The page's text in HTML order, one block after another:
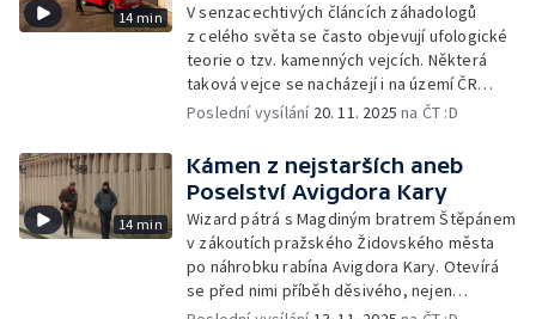
14 min
V senzacechtivých článcích záhadologů
z celého světa se často objevují ufologické
teorie o tzv. kamenných vejcích. Některá
taková vejce se nacházejí i na území ČR
a Wizard se pokusí jejich původ vědecky
Poslední vysílání 20. 11. 2025 na ČT :D
14 min
Kámen z nejstarších aneb
Poselství Avigdora Kary
Wizard pátrá s Magdiným bratrem Štěpánem
v zákoutích pražského Židovského města
po náhrobku rabína Avigdora Kary. Otevírá
se před nimi příběh děsivého, nejen
středověkého vraždění Židů